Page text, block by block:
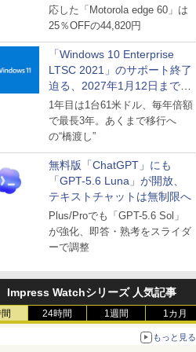
応した「Motorola edge 60」は
25％OFFの44,820円
「Windows 10 Enterprise
LTSC 2021」のサポート終了
迫る、2027年1月12日まで
～ESUは9月1日から販売
1年目は1台61米ドル、毎年倍額
で最長3年。あくまで移行へ
の“橋渡し”
無料版「ChatGPT」にも
「GPT-5.6 Luna」が開放、
テキストチャットは無制限へ
Plus/Proでも「GPT-5.6 Sol」
が強化、即答・熟考をスライダ
ーで調整
Impress Watchシリーズ 人気記事
24時間 1週間 1カ月
もっと見る